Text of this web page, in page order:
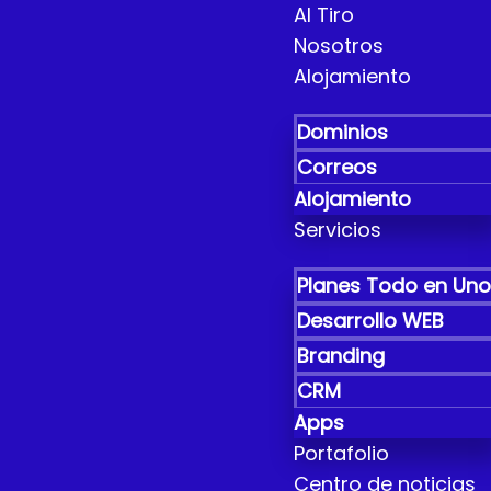
Al Tiro
Nosotros
Alojamiento
Dominios
Correos
Alojamiento
Servicios
Planes Todo en Uno
Desarrollo WEB
Branding
CRM
Apps
Portafolio
Centro de noticias